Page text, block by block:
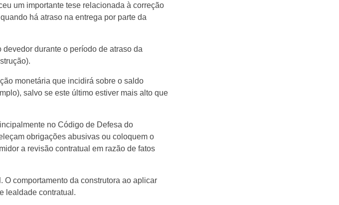
um importante tese relacionada à correção
há atraso na entrega por parte da
durante o período de atraso da
monetária que incidirá sobre o saldo
salvo se este último estiver mais alto que
no Código de Defesa do
obrigações abusivas ou coloquem o
a revisão contratual em razão de fatos
comportamento da construtora ao aplicar
lealdade contratual.